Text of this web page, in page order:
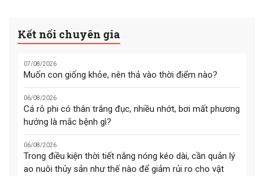
Kết nối chuyên gia
07/08/2026
Muốn con giống khỏe, nên thả vào thời điểm nào?
06/08/2026
Cá rô phi có thân trắng đục, nhiều nhớt, bơi mất phương
hướng là mắc bệnh gì?
06/08/2026
Trong điều kiện thời tiết nắng nóng kéo dài, cần quản lý
ao nuôi thủy sản như thế nào để giảm rủi ro cho vật